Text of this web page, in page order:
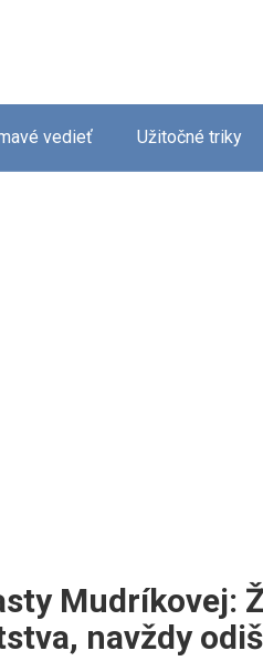
vedieť Užitočné triky
Mudríkovej:
navždy